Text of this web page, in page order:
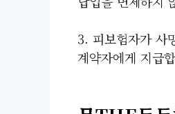
3. 피보험자가 사
계약자에게 지급